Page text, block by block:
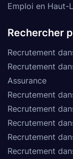
Emploi en Haut-
Rechercher
Recrutement
Recrutement
Assurance
Recrutement
Recrutement
Recrutement
Recrutement
Recrutement